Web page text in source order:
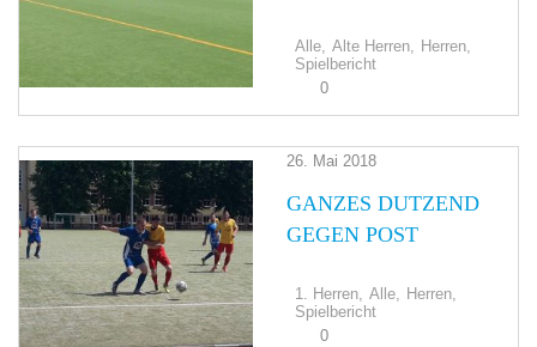
Alle, Alte Herren, Herren,
Spielbericht
0
26. Mai 2018
GANZES DUTZEND
GEGEN POST
1. Herren, Alle, Herren,
Spielbericht
0